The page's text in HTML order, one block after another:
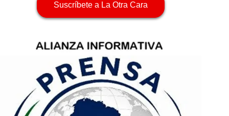
Suscríbete a La Otra Cara